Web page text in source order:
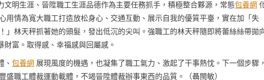
明生涯、晉陞職工生涯品德作為主要任務抓手，積極整合夥源，常態包養網
用情為寬大職工打造放松身心、交通互動、展示自我的優質平臺，實在加「失
！」林天秤抓著她的頭髮，發出低沉的尖叫。強職工的林天秤隨即將蕾絲絲帶拋
富。取得感、幸福感與回屬感。
、 包養網 展現風度的機遇，也凝集了職工氣力、激起了干事熱忱。下一個步驟，
盛職工體裁運動載體，不竭晉陞體裁辦事東西的品質。（聶閩敏）